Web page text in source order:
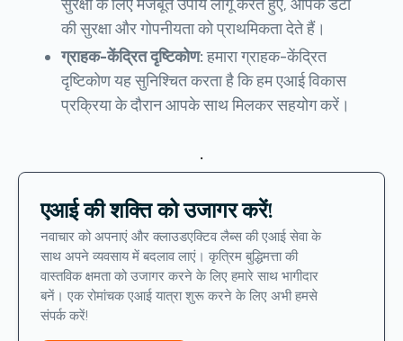
सुरक्षा के लिए मजबूत उपाय लागू करते हुए, आपके डेटा
की सुरक्षा और गोपनीयता को प्राथमिकता देते हैं।
ग्राहक-केंद्रित दृष्टिकोण:हमारा ग्राहक-केंद्रित
दृष्टिकोण यह सुनिश्चित करता है कि हम एआई विकास
प्रक्रिया के दौरान आपके साथ मिलकर सहयोग करें।
.
एआई की शक्ति को उजागर करें!
नवाचार को अपनाएं और क्लाउडएक्टिव लैब्स की एआई सेवा के
साथ अपने व्यवसाय में बदलाव लाएं। कृत्रिम बुद्धिमत्ता की
वास्तविक क्षमता को उजागर करने के लिए हमारे साथ भागीदार
बनें। एक रोमांचक एआई यात्रा शुरू करने के लिए अभी हमसे
संपर्क करें!